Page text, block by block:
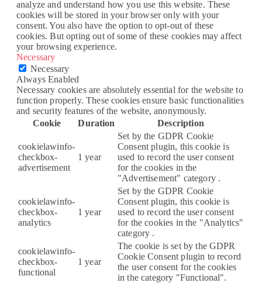
analyze and understand how you use this website. These
cookies will be stored in your browser only with your
consent. You also have the option to opt-out of these
cookies. But opting out of some of these cookies may affect
your browsing experience.
Necessary
Necessary
Always Enabled
Necessary cookies are absolutely essential for the website to
function properly. These cookies ensure basic functionalities
and security features of the website, anonymously.
Cookie
Duration Description
cookielawinfo-
checkbox-
advertisement
1 year
Set by the GDPR Cookie
Consent plugin, this cookie is
used to record the user consent
for the cookies in the
"Advertisement" category .
cookielawinfo-
checkbox-
analytics
1 year
Set by the GDPR Cookie
Consent plugin, this cookie is
used to record the user consent
for the cookies in the "Analytics"
category .
cookielawinfo-
checkbox-
functional
1 year
The cookie is set by the GDPR
Cookie Consent plugin to record
the user consent for the cookies
in the category "Functional".